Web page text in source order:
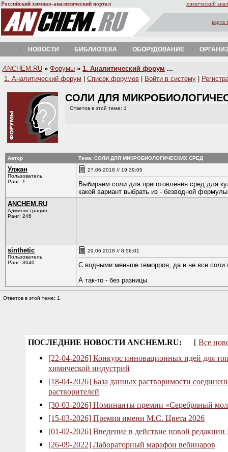
Российский химико-аналитический портал химический
карта
НОВОСТИ БИБЛИОТЕКА ОБОРУДОВАНИЕ
A NCHEM.RU » Форумы » 1. Аналитический форум ...
1. Аналитический форум
Список форумов Войти в систему
CОЛИ ДЛЯ
Ответов в этой теме: 1
Автор Тема: CОЛИ ДЛЯ МИКРОБИОЛОГИЧЕСКИХ СРЕД
Улжан
Пользователь
Ранг: 1
27.06.2018 // 19:39:05
Выбираем соли для приготовления сред для
какой вариант выбрать из - безводной
ANCHEM.RU
Администрация
Ранг: 246
sinthetic
Пользователь
Ранг: 3640
29.06.2018 // 8:56:01
С водными меньше геморроя, да и не все соли
А так-то - без разницы.
Ответов в этой теме: 1
ПОСЛЕДНИЕ НОВОСТИ ANCHEM.RU: [ Все
[22-04-2026] Конкурс инновационных идей для
химической индустрий
[18-04-2026] База данных растворимости
растворителей
[30-03-2026] Номинанты премии «Серебряный
[15-03-2026] Премия имени М.С. Цвета 2026
[01-02-2026] Введение в действие новой
[26-09-2022] Лабораторный марафон вебинаров